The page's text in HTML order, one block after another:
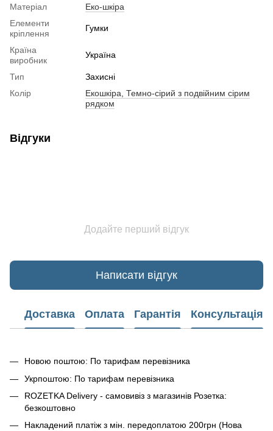
Матеріал
Еко-шкіра
Елементи
кріплення
Гумки
Країна
виробник
Україна
Тип
Захисні
Колір
Екошкіра, Темно-сірий з подвійним сірим
рядком
Відгуки
Додайте перший відгук
Написати відгук
Доставка Оплата Гарантія Консультація
Новою поштою: По тарифам перевізника
Укрпоштою: По тарифам перевізника
ROZETKA Delivery - самовивіз з магазинів Розетка:
безкоштовно
Накладений платіж з мін. передоплатою 200грн (Нова